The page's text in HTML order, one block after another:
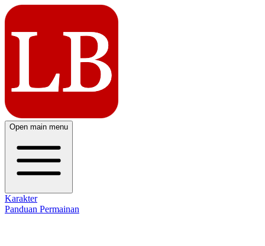
Open main menu
Karakter
Panduan Permainan